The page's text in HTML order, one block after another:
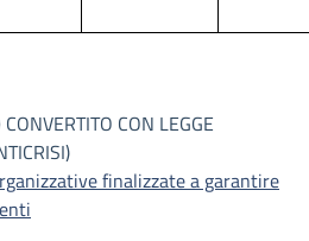
CON LEGGE
finalizzate a garantire